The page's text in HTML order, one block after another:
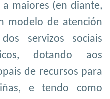
maiores (en diante,
modelo de atención
servizos sociais
dotando aos
de recursos para
e tendo como